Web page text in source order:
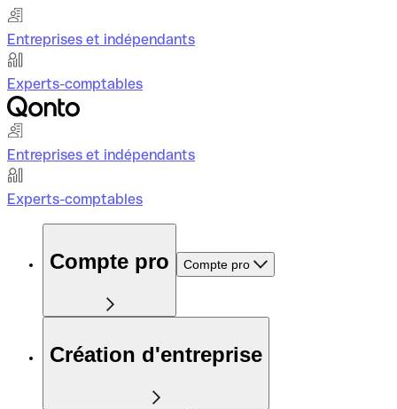
Entreprises et indépendants
Experts-comptables
Entreprises et indépendants
Experts-comptables
Compte pro Compte pro
Création d'entreprise